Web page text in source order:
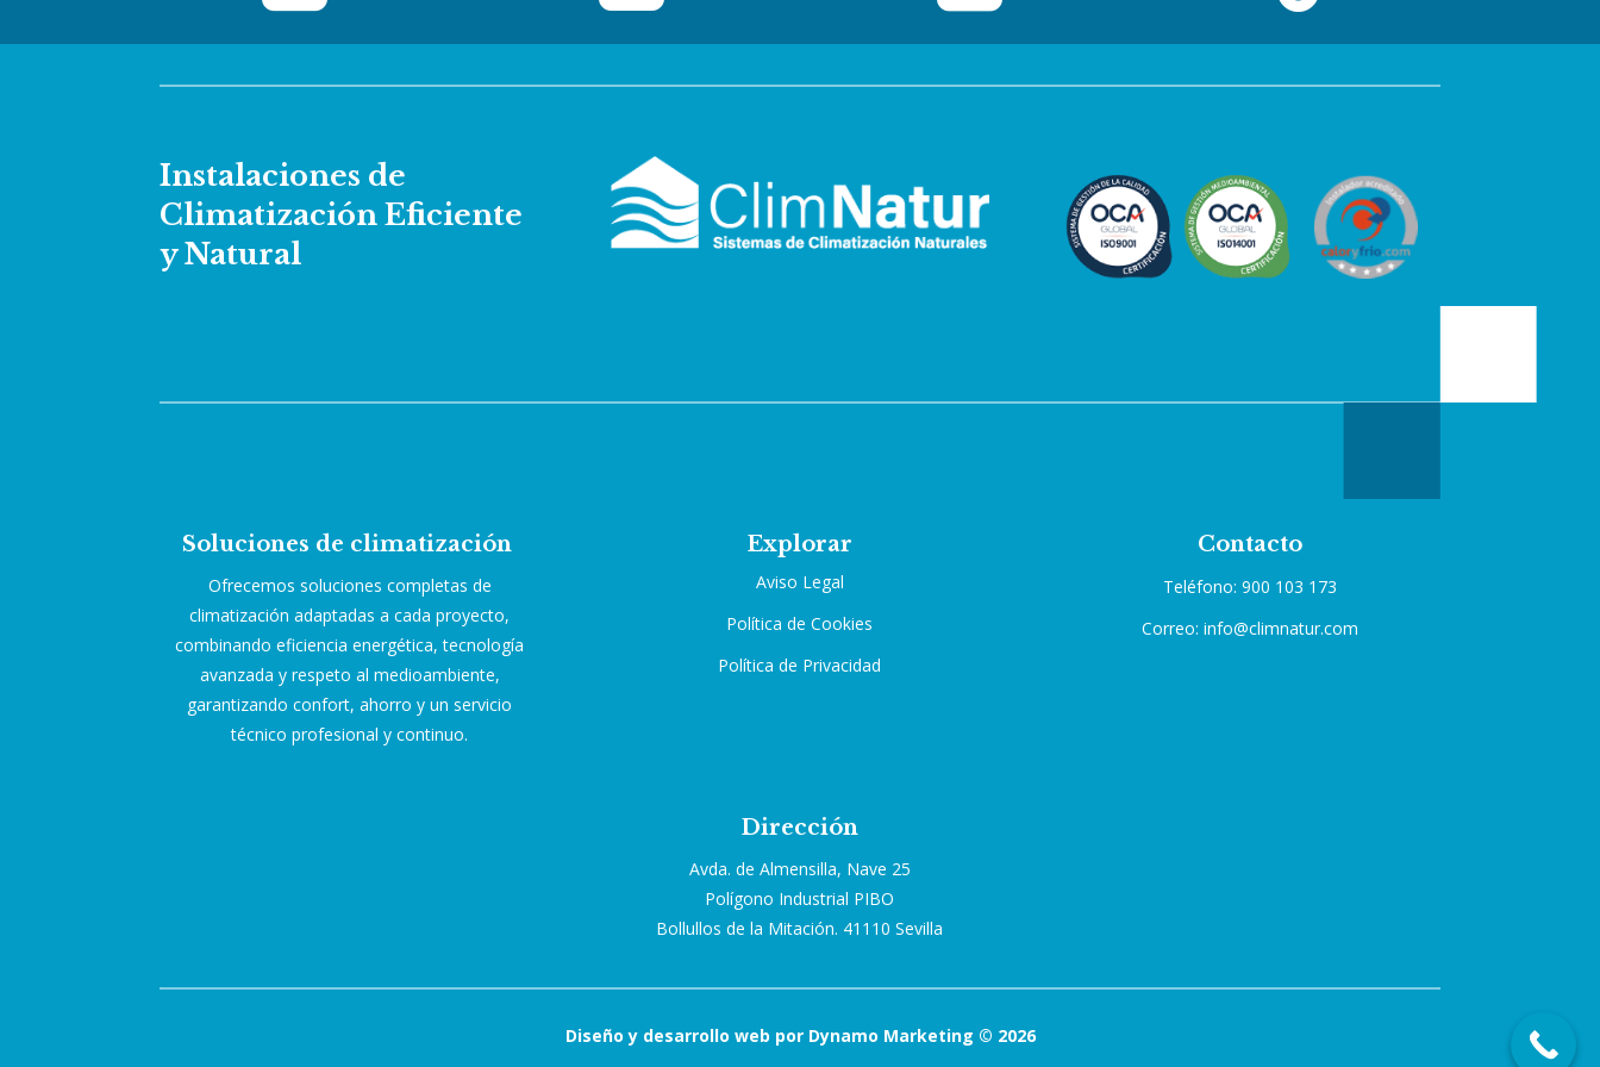
Instalaciones de
Climatización Eficiente
y Natural
Soluciones de climatización
Ofrecemos soluciones completas de
climatización adaptadas a cada proyecto,
combinando eficiencia energética, tecnología
avanzada y respeto al medioambiente,
garantizando confort, ahorro y un servicio
técnico profesional y continuo.
Explorar
Aviso Legal
Política de Cookies
Política de Privacidad
Contacto
Teléfono: 900 103 173
Correo: info@climnatur.com
Dirección
Avda. de Almensilla, Nave 25
Polígono Industrial PIBO
Bollullos de la Mitación. 41110 Sevilla
Diseño y desarrollo web por Dynamo Marketing © 2026